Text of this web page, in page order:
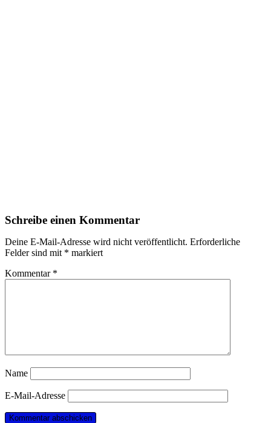
Schreibe einen Kommentar
Deine E-Mail-Adresse wird nicht veröffentlicht. Erforderliche
Felder sind mit * markiert
Kommentar *
Name
E-Mail-Adresse